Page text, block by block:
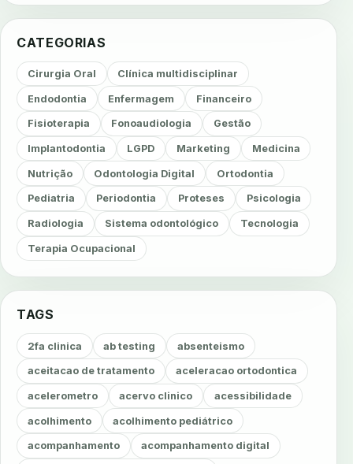
CATEGORIAS
Cirurgia Oral Clínica multidisciplinar
Endodontia Enfermagem Financeiro
Fisioterapia Fonoaudiologia Gestão
Implantodontia LGPD Marketing Medicina
Nutrição Odontologia Digital Ortodontia
Pediatria Periodontia Proteses Psicologia
Radiologia Sistema odontológico Tecnologia
Terapia Ocupacional
TAGS
2fa clinica ab testing absenteismo
aceitacao de tratamento aceleracao ortodontica
acelerometro acervo clinico acessibilidade
acolhimento acolhimento pediátrico
acompanhamento acompanhamento digital